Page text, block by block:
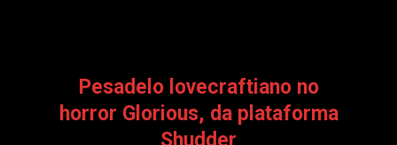
Pesadelo lovecraftiano no
horror Glorious, da plataforma
Shudder